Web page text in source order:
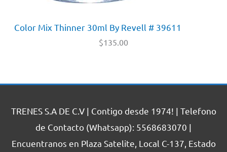
Color Mix Thinner 30ml By Revell # 39611
$135.00
TRENES S.A DE C.V | Contigo desde 1974! | Telefono
de Contacto (Whatsapp): 5568683070 |
Encuentranos en Plaza Satelite, Local C-137, Estado